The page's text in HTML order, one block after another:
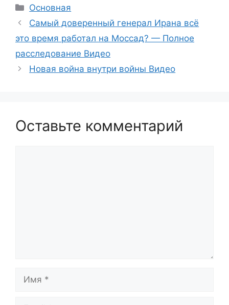
Рубрики
Основная
Самый доверенный генерал Ирана всё
это время работал на Моссад? — Полное
расследование Видео
Новая война внутри войны Видео
Оставьте комментарий
Имя
Email